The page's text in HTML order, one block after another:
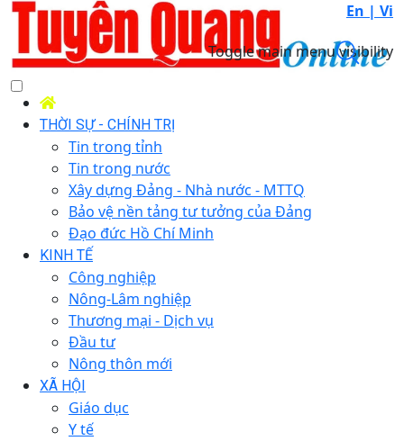
En | Vi
Toggle main menu visibility
THỜI SỰ - CHÍNH TRỊ
Tin trong tỉnh
Tin trong nước
Xây dựng Đảng - Nhà nước - MTTQ
Bảo vệ nền tảng tư tưởng của Đảng
Đạo đức Hồ Chí Minh
KINH TẾ
Công nghiệp
Nông-Lâm nghiệp
Thương mại - Dịch vụ
Đầu tư
Nông thôn mới
XÃ HỘI
Giáo dục
Y tế